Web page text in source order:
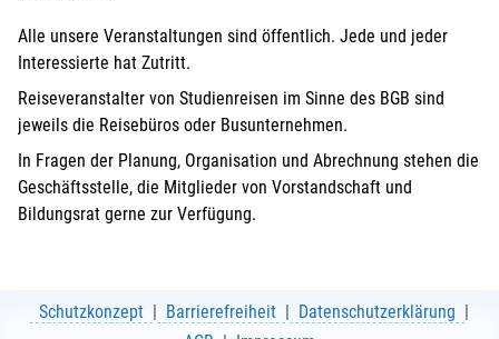
Alle unsere Veranstaltungen sind öffentlich. Jede und jeder
Interessierte hat Zutritt.
Reiseveranstalter von Studienreisen im Sinne des BGB sind
jeweils die Reisebüros oder Busunternehmen.
In Fragen der Planung, Organisation und Abrechnung stehen die
Geschäftsstelle, die Mitglieder von Vorstandschaft und
Bildungsrat gerne zur Verfügung.
Schutzkonzept Barrierefreiheit
Datenschutzerklärung